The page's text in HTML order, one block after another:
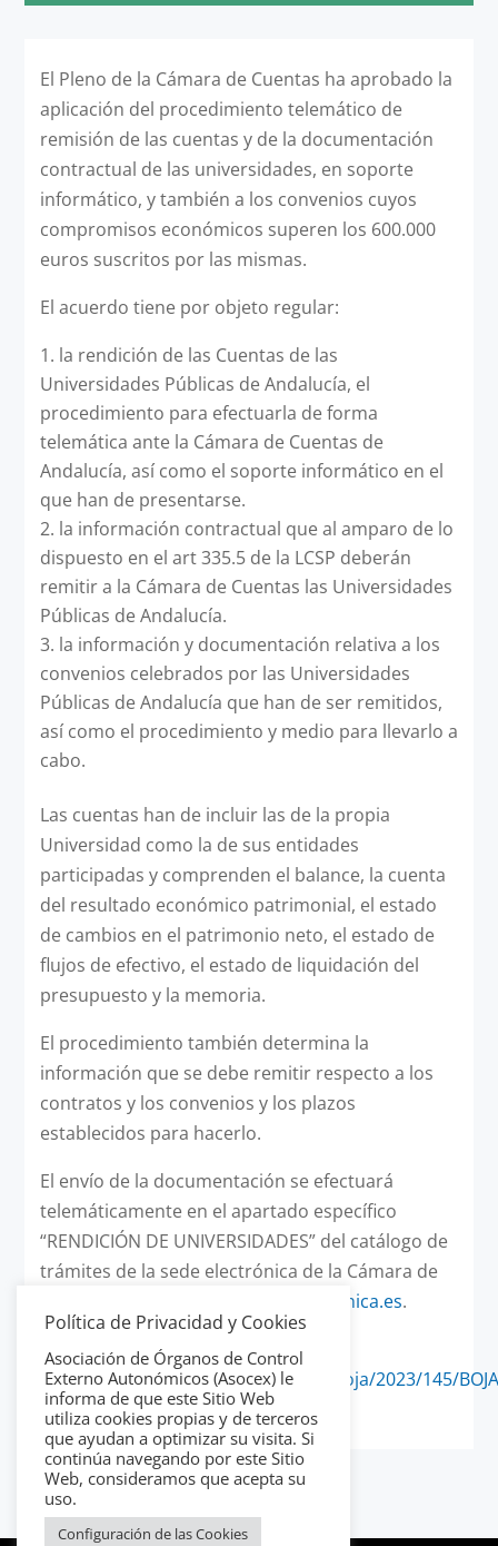
El Pleno de la Cámara de Cuentas ha aprobado la
aplicación del procedimiento telemático de
remisión de las cuentas y de la documentación
contractual de las universidades, en soporte
informático, y también a los convenios cuyos
compromisos económicos superen los 600.000
euros suscritos por las mismas.
El acuerdo tiene por objeto regular:
la rendición de las Cuentas de las
Universidades Públicas de Andalucía, el
procedimiento para efectuarla de forma
telemática ante la Cámara de Cuentas de
Andalucía, así como el soporte informático en el
que han de presentarse.
la información contractual que al amparo de lo
dispuesto en el art 335.5 de la LCSP deberán
remitir a la Cámara de Cuentas las Universidades
Públicas de Andalucía.
la información y documentación relativa a los
convenios celebrados por las Universidades
Públicas de Andalucía que han de ser remitidos,
así como el procedimiento y medio para llevarlo a
cabo.
Las cuentas han de incluir las de la propia
Universidad como la de sus entidades
participadas y comprenden el balance, la cuenta
del resultado económico patrimonial, el estado
de cambios en el patrimonio neto, el estado de
flujos de efectivo, el estado de liquidación del
presupuesto y la memoria.
El procedimiento también determina la
información que se debe remitir respecto a los
contratos y los convenios y los plazos
establecidos para hacerlo.
El envío de la documentación se efectuará
telemáticamente en el apartado específico
“RENDICIÓN DE UNIVERSIDADES” del catálogo de
trámites de la sede electrónica de la Cámara de
https://ccuentas.sedelectronica.es.
Enlace resolución:
https://www.juntadeandalucia.es/eboja/2023/145/
145-00013-12759-01_00287767.pdf
Política de Privacidad y Cookies
Asociación de Órganos de Control
Externo Autonómicos (Asocex) le
informa de que este Sitio Web
utiliza cookies propias y de terceros
que ayudan a optimizar su visita. Si
continúa navegando por este Sitio
Web, consideramos que acepta su
uso.
Configuración de las Cookies